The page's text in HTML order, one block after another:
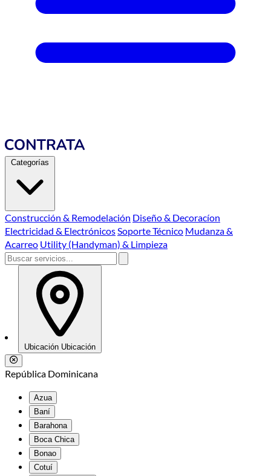
Categorías
Construcción & Remodelación Diseño & Decoracíon
Electricidad & ElectrónicosSoporte Técnico Mudanza &
Acarreo Utility (Handyman) & Limpieza
Ubicación Ubicación
República Dominicana
Azua
Baní
Barahona
Boca Chica
Bonao
Cotuí